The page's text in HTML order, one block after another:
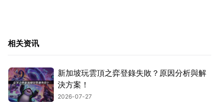
相关资讯
新加坡玩雲頂之弈登錄失敗？原因分析與解
決方案！
2026-07-27